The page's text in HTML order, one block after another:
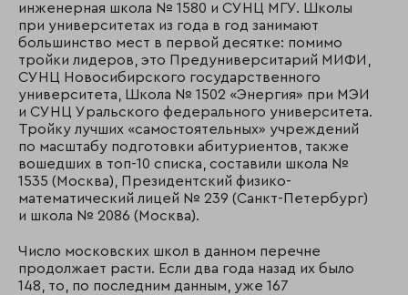
инженерная школа № 1580 и СУНЦ МГУ. Школы
при университетах из года в год занимают
большинство мест в первой десятке: помимо
тройки лидеров, это Предуниверситарий МИФИ,
СУНЦ Новосибирского государственного
университета, Школа № 1502 «Энергия» при МЭИ
и СУНЦ Уральского федерального университета.
Тройку лучших «самостоятельных» учреждений
по масштабу подготовки абитуриентов, также
вошедших в топ-10 списка, составили школа №
1535 (Москва), Президентский физико-
математический лицей № 239 (Санкт-Петербург)
и школа № 2086 (Москва).
Число московских школ в данном перечне
продолжает расти. Если два года назад их было
148, то, по последним данным, уже 167